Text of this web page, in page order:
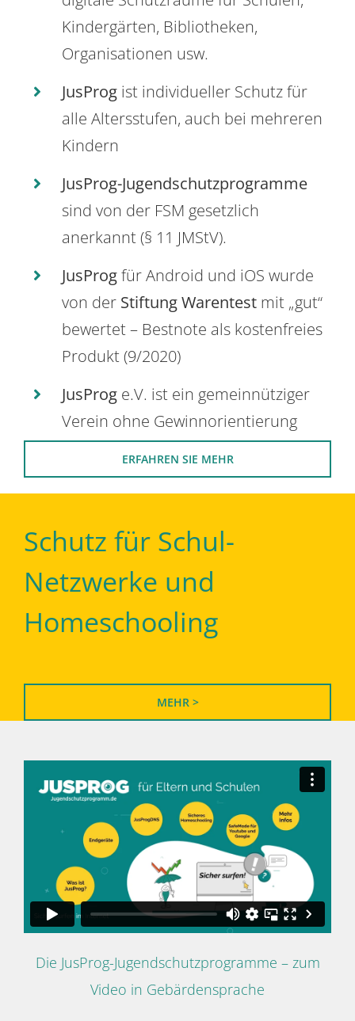
Kindergärten, Bibliotheken,
Organisationen usw.
JusProg ist individueller Schutz für
alle Altersstufen, auch bei mehreren
Kindern
JusProg-Jugendschutzprogramme
sind von der FSM gesetzlich
anerkannt (§ 11 JMStV).
JusProgfür Android und iOS wurde
von der Stiftung Warentest mit „gut“
bewertet – Bestnote als kostenfreies
Produkt (9/2020)
JusProg e.V. ist ein gemeinnütziger
Verein ohne Gewinnorientierung
ERFAHREN SIE MEHR
Schutz für Schul-
Netzwerke und
Homeschooling
MEHR >
Die JusProg-Jugendschutzprogramme – zum
Video in Gebärdensprache